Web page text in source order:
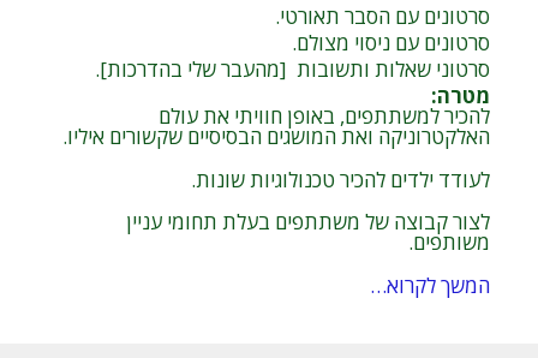
סרטונים עם הסבר תאורטי.
סרטונים עם ניסוי מצולם.
סרטוני שאלות ותשובות [מהעבר שלי בהדרכות].
מטרה:
להכיר למשתתפים, באופן חוויתי את עולם
האלקטרוניקה ואת המושגים הבסיסיים שקשורים איליו.
לעודד ילדים להכיר טכנולוגיות שונות.
לצור קבוצה של משתתפים בעלת תחומי עניין
משותפים.
המשך לקרוא…